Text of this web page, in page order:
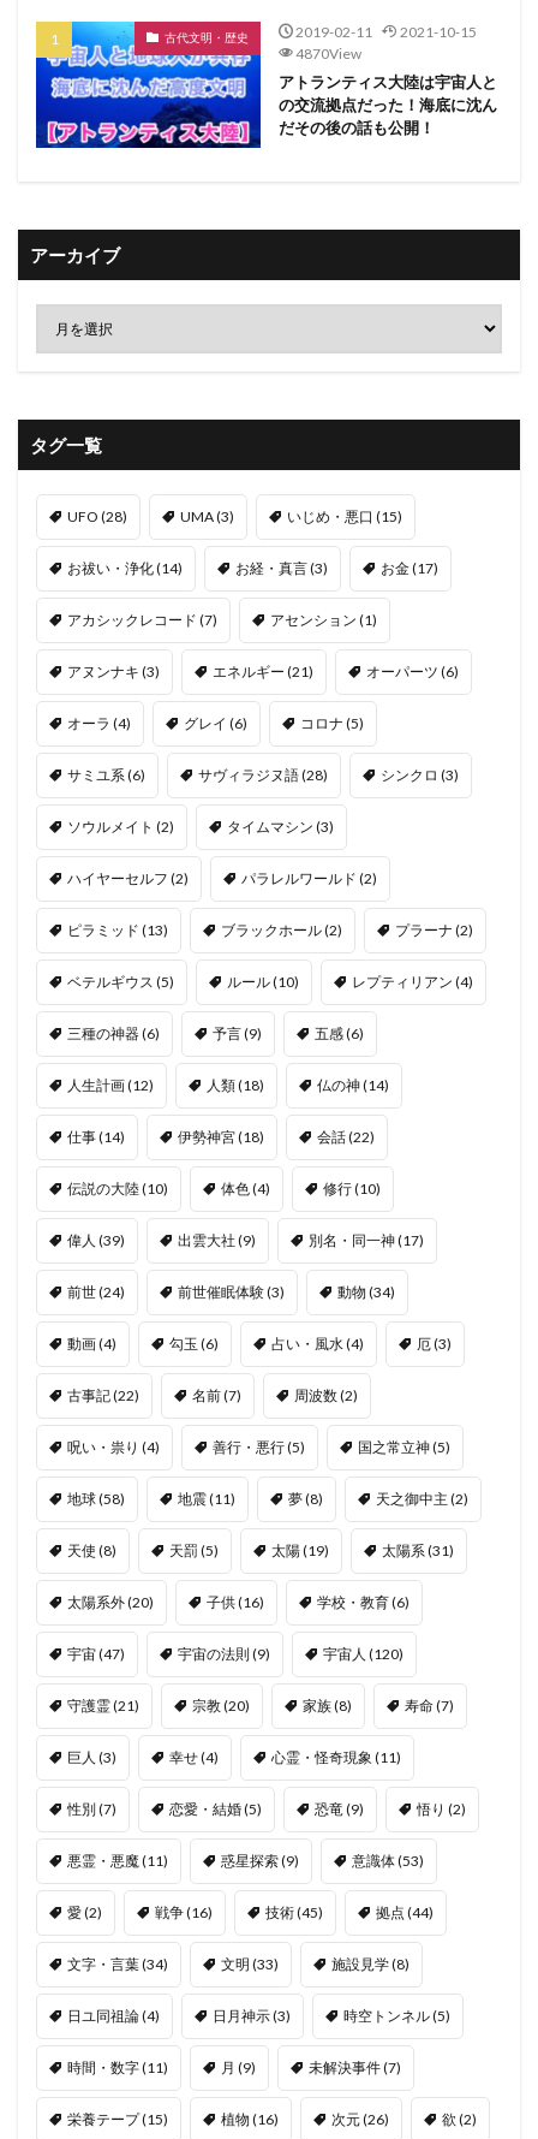
古代文明・歴史 2019-02-11
2021-10-15
4870View
アトランティス大陸は宇宙人と
の交流拠点だった！海底に沈ん
だその後の話も公開！
アーカイブ
タグ一覧
UFO (28) UMA(3) いじめ・悪口 (15)
お祓い・浄化(14) お経・真言(3) お金(17)
アカシックレコード (7) アセンション (1)
アヌンナキ (3) エネルギー (21) オーパーツ (6)
オーラ (4) グレイ (6) コロナ (5)
サミユ系 (6) サヴィラジヌ語(28) シンクロ (3)
ソウルメイト (2) タイムマシン (3)
ハイヤーセルフ (2) パラレルワールド (2)
ピラミッド (13) ブラックホール(2) プラーナ (2)
ベテルギウス (5) ルール(10) レプティリアン (4)
三種の神器(6) 予言(9) 五感(6)
人生計画(12) 人類(18) 仏の神(14)
仕事(14) 伊勢神宮(18) 会話(22)
伝説の大陸(10) 体色(4) 修行(10)
偉人 (39) 出雲大社 (9) 別名・同一神(17)
前世(24) 前世催眠体験(3) 動物 (34)
動画(4) 勾玉 (6) 占い・風水 (4) 厄(3)
古事記(22) 名前(7) 周波数(2)
呪い・祟り (4) 善行・悪行(5) 国之常立神(5)
地球(58) 地震(11) 夢(8) 天之御中主 (2)
天使 (8) 天罰 (5) 太陽(19) 太陽系 (31)
太陽系外(20) 子供(16) 学校・教育(6)
宇宙(47) 宇宙の法則 (9) 宇宙人 (120)
守護霊(21) 宗教(20) 家族(8) 寿命(7)
巨人 (3) 幸せ(4) 心霊・怪奇現象 (11)
性別 (7) 恋愛・結婚(5) 恐竜 (9) 悟り (2)
悪霊・悪魔 (11) 惑星探索(9) 意識体(53)
愛(2) 戦争(16) 技術(45) 拠点 (44)
文字・言葉(34) 文明 (33) 施設見学(8)
日ユ同祖論(4) 日月神示(3) 時空トンネル(5)
時間・数字(11) 月 (9) 未解決事件(7)
栄養テープ(15) 植物 (16) 次元(26) 欲 (2)